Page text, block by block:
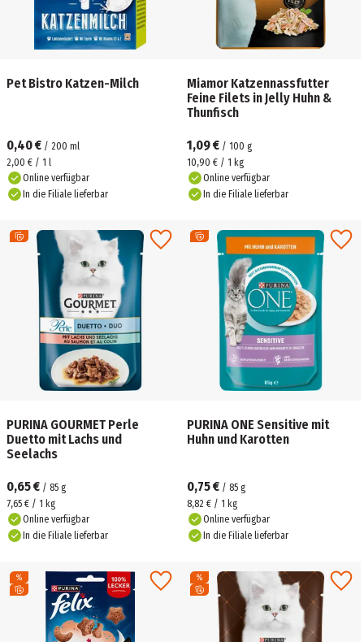
Pet Bistro Katzen-Milch
0,40 € / 200 ml
2,00 € / 1 l
Online verfügbar
In die Filiale lieferbar
Miamor Katzennassfutter
Feine Filets in Jelly Huhn &
Thunfisch
1,09 € / 100 g
10,90 € / 1 kg
Online verfügbar
In die Filiale lieferbar
PURINA GOURMET Perle
Duetto mit Lachs und
Seelachs
0,65 € / 85 g
7,65 € / 1 kg
Online verfügbar
In die Filiale lieferbar
PURINA ONE Sensitive mit
Huhn und Karotten
0,75 € / 85 g
8,82 € / 1 kg
Online verfügbar
In die Filiale lieferbar